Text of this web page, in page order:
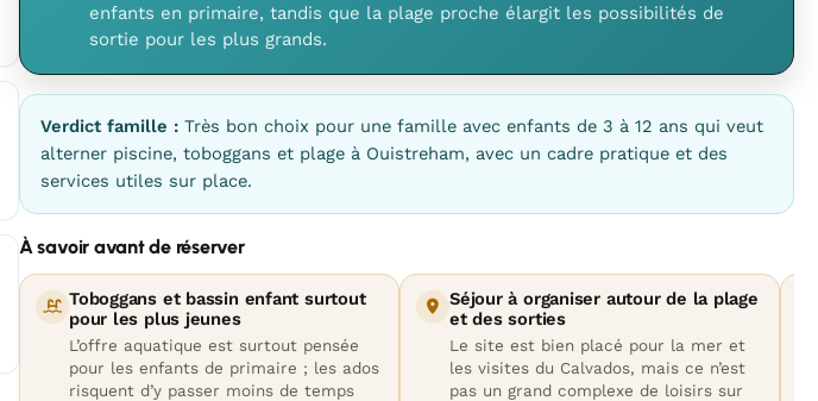
enfants en primaire, tandis que la plage proche élargit les possibilités de
sortie pour les plus grands.
Verdict famille : Très bon choix pour une famille avec enfants de 3 à 12 ans qui veut
alterner piscine, toboggans et plage à Ouistreham, avec un cadre pratique et des
services utiles sur place.
À savoir avant de réserver
Toboggans et bassin enfant surtout
pour les plus jeunes
L’offre aquatique est surtout pensée
pour les enfants de primaire ; les ados
risquent d’y passer moins de temps
Séjour à organiser autour de la plage
et des sorties
Le site est bien placé pour la mer et
les visites du Calvados, mais ce n’est
pas un grand complexe de loisirs sur